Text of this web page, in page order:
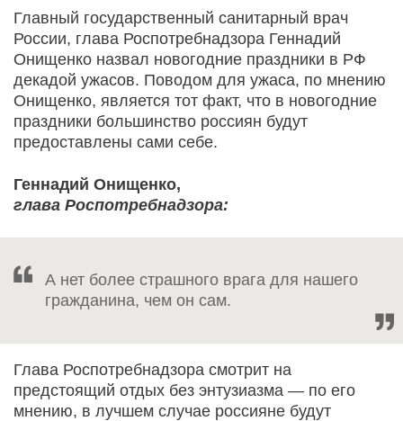
Главный государственный санитарный врач
России, глава Роспотребнадзора Геннадий
Онищенко назвал новогодние праздники в РФ
декадой ужасов. Поводом для ужаса, по мнению
Онищенко, является тот факт, что в новогодние
праздники большинство россиян будут
предоставлены сами себе.
Геннадий Онищенко,
глава Роспотребнадзора:
А нет более страшного врага для нашего
гражданина, чем он сам.
Глава Роспотребнадзора смотрит на
предстоящий отдых без энтузиазма — по его
мнению, в лучшем случае россияне будут